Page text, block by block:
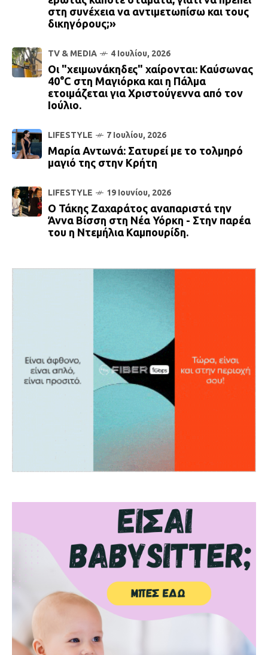
στη συνέχεια να αντιμετωπίσω και τους
δικηγόρους;»
TV & MEDIA 4 Ιουλίου, 2026
Οι "χειμωνάκηδες" χαίρονται: Καύσωνας
40°C στη Μαγιόρκα και η Πάλμα
ετοιμάζεται για Χριστούγεννα από τον
Ιούλιο.
LIFESTYLE 7 Ιουλίου, 2026
Μαρία Αντωνά: Σατυρεί με το τολμηρό
μαγιό της στην Κρήτη
LIFESTYLE 19 Ιουνίου, 2026
Ο Τάκης Ζαχαράτος αναπαριστά την
Άννα Βίσση στη Νέα Υόρκη - Στην παρέα
του η Ντεμήλια Καμπουρίδη.